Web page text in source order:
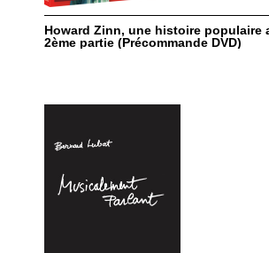
Howard Zinn, une histoire populaire
2ème partie (Précommande DVD)